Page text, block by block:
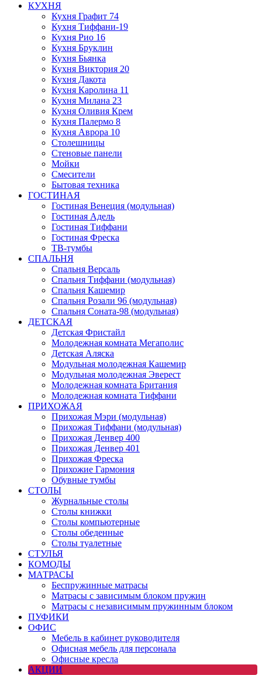
КУХНЯ
Кухня Графит 74
Кухня Тиффани-19
Кухня Рио 16
Кухня Бруклин
Кухня Бьянка
Кухня Виктория 20
Кухня Дакота
Кухня Каролина 11
Кухня Милана 23
Кухня Оливия Крем
Кухня Палермо 8
Кухня Аврора 10
Столешницы
Стеновые панели
Мойки
Смесители
Бытовая техника
ГОСТИНАЯ
Гостиная Венеция (модульная)
Гостиная Адель
Гостиная Тиффани
Гостиная Фреска
ТВ-тумбы
СПАЛЬНЯ
Спальня Версаль
Спальня Тиффани (модульная)
Спальня Кашемир
Спальня Розали 96 (модульная)
Спальня Соната-98 (модульная)
ДЕТСКАЯ
Детская Фристайл
Молодежная комната Мегаполис
Детская Аляска
Модульная молодежная Кашемир
Модульная молодежная Эверест
Молодежная комната Британия
Молодежная комната Тиффани
ПРИХОЖАЯ
Прихожая Мэри (модульная)
Прихожая Тиффани (модульная)
Прихожая Денвер 400
Прихожая Денвер 401
Прихожая Фреска
Прихожие Гармония
Обувные тумбы
СТОЛЫ
Журнальные столы
Столы книжки
Столы компьютерные
Столы обеденные
Столы туалетные
СТУЛЬЯ
КОМОДЫ
МАТРАСЫ
Беспружинные матрасы
Матрасы с зависимым блоком пружин
Матрасы с независимым пружинным блоком
ПУФИКИ
ОФИС
Мебель в кабинет руководителя
Офисная мебель для персонала
Офисные кресла
АКЦИИ